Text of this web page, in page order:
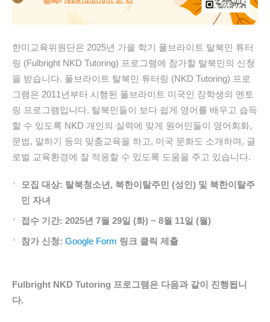
한미교육위원단은 2025년 가을 학기 풀브라이트 탈북민 튜터
링 (Fulbright NKD Tutoring) 프로그램에 참가할 탈북민의 신청
을 받습니다. 풀브라이트 탈북민 튜터링 (NKD Tutoring) 프로
그램은 2011년부터 시행된 풀브라이트 미국인 장학생의 멘토
링 프로그램입니다. 탈북민들이 보다 쉽게 영어를 배우고 습득
할 수 있도록 NKD 개인의 실력에 맞게 원어민들이 영어회화,
문법, 말하기 등의 맞춤교육을 하고, 미국 문화도 소개하며, 글
로벌 교육환경에 잘 적응할 수 있도록 도움을 주고 있습니다.
모집 대상: 탈북청소년, 북한이탈주민 (성인) 및 북한이탈주
민 자녀
접수 기간: 2025년 7월 29일 (화) ~ 8월 11일 (월)
참가 신청: Google Form 링크 클릭 제출
Fulbright NKD Tutoring 프로그램은 다음과 같이 진행됩니
다.